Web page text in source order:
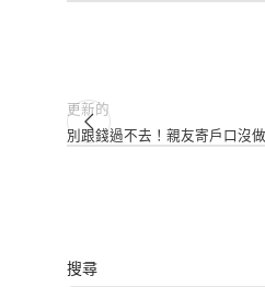
更新的
別跟錢過不去！親友寄戶口沒
搜尋